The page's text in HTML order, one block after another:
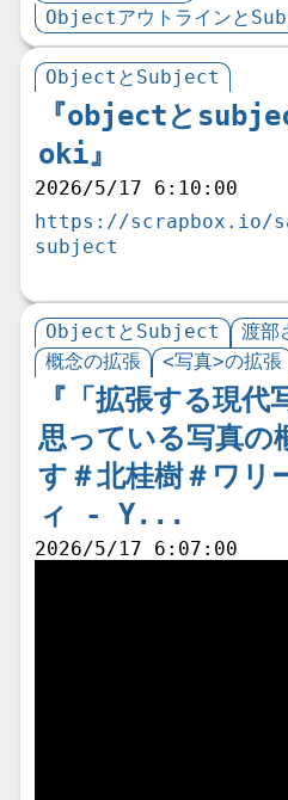
Objectアウトラインと
ObjectとSubject
『objectと
oki』
2026/5/17 6:10:00
https://scrapbox.io/
subject
ObjectとSubject 渡部
概念の拡張
<写真>の拡張
『「拡張する現
思っている写真の
す＃北桂樹＃ワリ
ィ - Y...
2026/5/17 6:07:00